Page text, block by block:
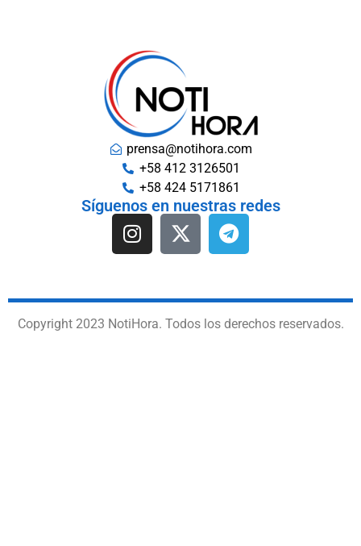
prensa@notihora.com
+58 412 3126501
+58 424 5171861
Síguenos en nuestras redes
Copyright 2023 NotiHora. Todos los derechos reservados.